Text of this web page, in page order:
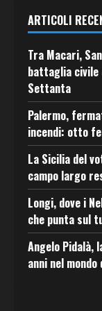
ARTICOLI
Tra Macari,
battaglia civile
Settanta
Palermo,
incendi: otto
La Sicilia del
campo largo
Longi, dove i
che punta sul
Angelo Pidalà,
anni nel